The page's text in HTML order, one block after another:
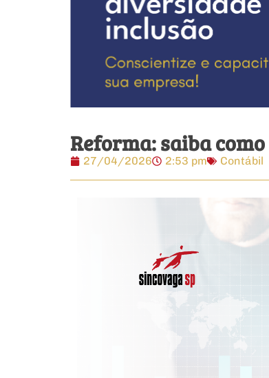
Reforma: saiba
27/04/2026 2:53 pm Contábil